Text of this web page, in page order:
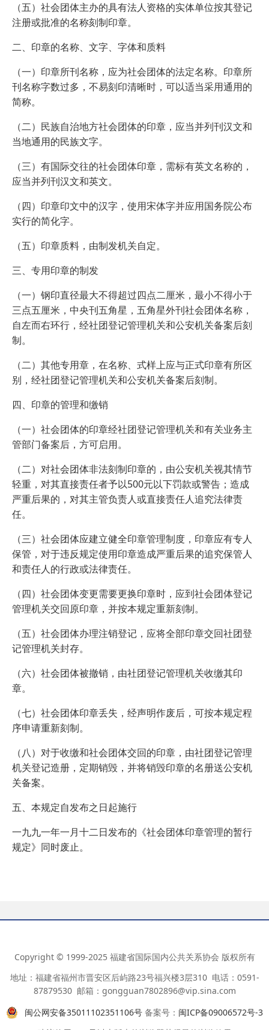
（五）社会团体主办的具有法人资格的实体单位按其登记
注册或批准的名称刻制印章。
二、印章的名称、文字、字体和质料
（一）印章所刊名称，应为社会团体的法定名称。印章所
刊名称字数过多，不易刻印清晰时，可以适当采用通用的
简称。
（二）民族自治地方社会团体的印章，应当并列刊汉文和
当地通用的民族文字。
（三）有国际交往的社会团体印章，需标有英文名称的，
应当并列刊汉文和英文。
（四）印章印文中的汉字，使用宋体字并应用国务院公布
实行的简化字。
（五）印章质料，由制发机关自定。
三、专用印章的制发
（一）钢印直径最大不得超过四点二厘米，最小不得小于
三点五厘米，中央刊五角星，五角星外刊社会团体名称，
自左而右环行，经社团登记管理机关和公安机关备案后刻
制。
（二）其他专用章，在名称、式样上应与正式印章有所区
别，经社团登记管理机关和公安机关备案后刻制。
四、印章的管理和缴销
（一）社会团体的印章经社团登记管理机关和有关业务主
管部门备案后，方可启用。
（二）对社会团体非法刻制印章的，由公安机关视其情节
轻重，对其直接责任者予以500元以下罚款或警告；造成
严重后果的，对其主管负责人或直接责任人追究法律责
任。
（三）社会团体应建立健全印章管理制度，印章应有专人
保管，对于违反规定使用印章造成严重后果的追究保管人
和责任人的行政或法律责任。
（四）社会团体变更需要更换印章时，应到社会团体登记
管理机关交回原印章，并按本规定重新刻制。
（五）社会团体办理注销登记，应将全部印章交回社团登
记管理机关封存。
（六）社会团体被撤销，由社团登记管理机关收缴其印
章。
（七）社会团体印章丢失，经声明作废后，可按本规定程
序申请重新刻制。
（八）对于收缴和社会团体交回的印章，由社团登记管理
机关登记造册，定期销毁，并将销毁印章的名册送公安机
关备案。
五、本规定自发布之日起施行
一九九一年一月十二日发布的《社会团体印章管理的暂行
规定》同时废止。
Copyright © 1999-2025 福建省国际国内公共关系协会 版权所有
地址：福建省福州市晋安区后屿路23号福兴楼3层310 电话：0591-
87879530 邮箱：gongguan7802896@vip.sina.com
闽公网安备35011102351106号备案号： 闽ICP备09006572号-3